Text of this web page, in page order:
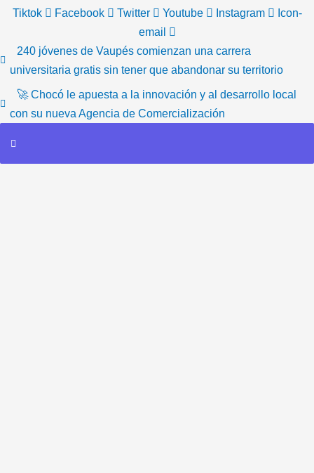
Tiktok Facebook Twitter Youtube Instagram
Icon-
email
240 jóvenes de Vaupés comienzan una carrera
universitaria gratis sin tener que abandonar su territorio
🚀 Chocó le apuesta a la innovación y al desarrollo local
con su nueva Agencia de Comercialización